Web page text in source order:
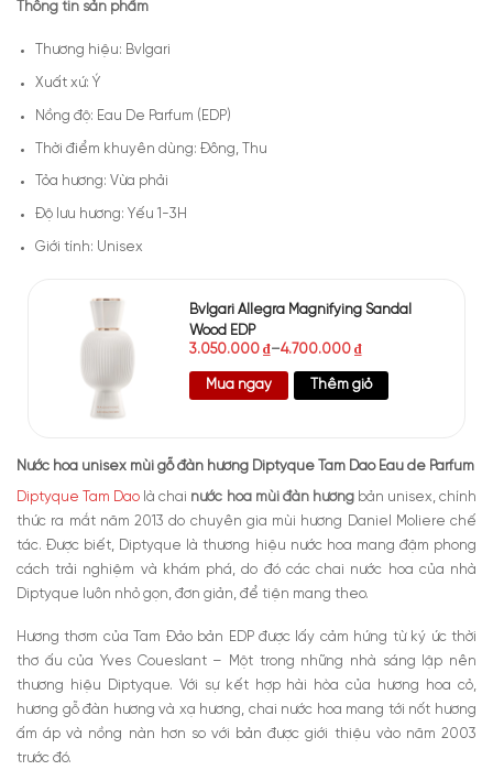
Thông tin sản phẩm
Thương hiệu: Bvlgari
Xuất xứ: Ý
Nồng độ: Eau De Parfum (EDP)
Thời điểm khuyên dùng: Đông, Thu
Tỏa hương: Vừa phải
Độ lưu hương: Yếu 1-3H
Giới tính: Unisex
Bvlgari Allegra Magnifying Sandal
Wood EDP
3.050.000₫–4.700.000₫
Mua ngay Thêm giỏ
Nước hoa unisex mùi gỗ đàn hương Diptyque Tam Dao Eau de Parfum
Diptyque Tam Dao là chai nước hoa mùi đàn hươngbản unisex, chính
thức ra mắt năm 2013 do chuyên gia mùi hương Daniel Moliere chế
tác. Được biết, Diptyque là thương hiệu nước hoa mang đậm phong
cách trải nghiệm và khám phá, do đó các chai nước hoa của nhà
Diptyque luôn nhỏ gọn, đơn giản, để tiện mang theo.
Hương thơm của Tam Đảo bản EDP được lấy cảm hứng từ ký ức thời
thơ ấu của Yves Coueslant – Một trong những nhà sáng lập nên
thương hiệu Diptyque. Với sự kết hợp hài hòa của hương hoa cỏ,
hương gỗ đàn hương và xạ hương, chai nước hoa mang tới nốt hương
ấm áp và nồng nàn hơn so với bản được giới thiệu vào năm 2003
trước đó.